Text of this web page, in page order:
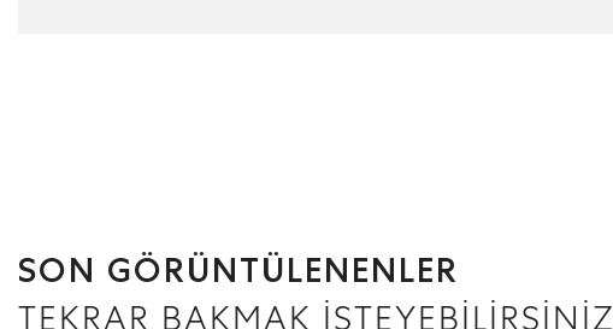
SON GÖRÜNTÜLENENLER
TEKRAR BAKMAK İSTEYEBİLİRSİNİZ